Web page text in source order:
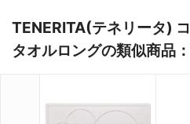
TENERITA(テネリータ)
タオルロングの類似商品